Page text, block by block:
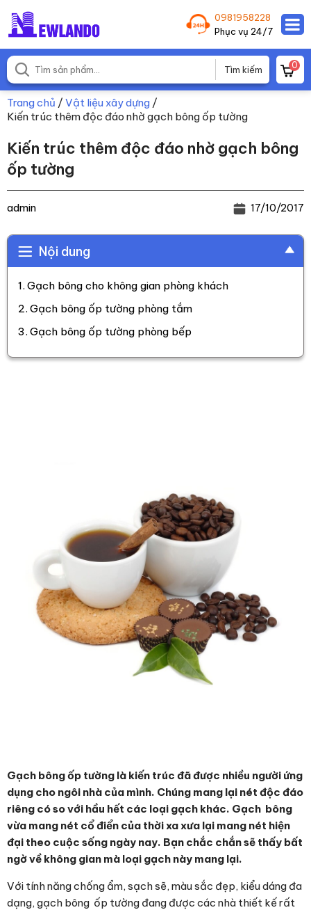
0981958228
Phục vụ 24/7
0
Trang chủ / Vật liệu xây dựng /
Kiến trúc thêm độc đáo nhờ gạch bông ốp tường
Kiến trúc thêm độc đáo nhờ gạch bông
ốp tường
admin 17/10/2017
Nội dung
Gạch bông cho không gian phòng khách
Gạch bông ốp tường phòng tắm
Gạch bông ốp tường phòng bếp
Gạch bông ốp tường là kiến trúc đã được nhiều người ứng
dụng cho ngôi nhà của mình. Chúng mang lại nét độc đáo
riêng có so với hầu hết các loại gạch khác. Gạch bông
vừa mang nét cổ điển của thời xa xưa lại mang nét hiện
đại theo cuộc sống ngày nay. Bạn chắc chắn sẽ thấy bất
ngờ về không gian mà loại gạch này mang lại.
Với tính năng chống ẩm, sạch sẽ, màu sắc đẹp, kiểu dáng đa
dạng, gạch bông ốp tường đang được các nhà thiết kế rất